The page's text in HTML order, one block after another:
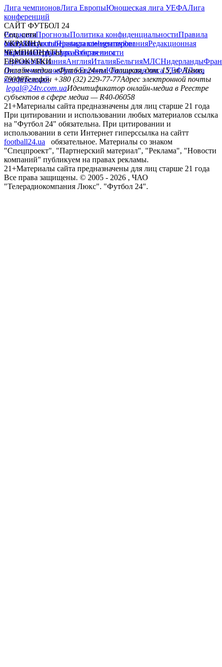
Лига чемпионовЛига ЕвропыЮношеская лига УЕФАЛига
конференций
САЙТ ФУТБОЛ 24
РедакцияПрогнозыПолитика конфиденциальностиПравила
сайтуКонтактыПравила комментированияРедакционная
политикаСтруктура собственности
Соц. сети
facebookxyoutubeinstagramtelegramviber
УКРАИНА
УкраинаПервая лигаВторая лига
ЧЕМПИОНАТЫ
ГерманияИспанияАнглияИталияБельгияМЛСНидерланды
ЕВРОКУБКИ
Лига чемпионовЛига ЕвропыЮношеская лига УЕФАЛига
конференций
Онлайн-медиа «Футбол 24»пл. Галицкая, дом. 15, м. Львов,
79008Телефон +380 (32) 229-77-77Адрес электронной почты
legal@24tv.com.uaИдентификатор онлайн-медиа в Реестре
субъектов в сфере медиа — R40-06058
21+Материалы сайта предназначены для лиц старше 21 года
При цитировании и использовании любых материалов ссылка
на "Футбол 24" обязательна. При цитировании и
использовании в сети Интернет гиперссылка на сайтт
football24.ua
обязательное. Материалы со знаком
"Спецпроект", "Партнерский материал", "Реклама", "Новости
компаний" публикуем на правах рекламы.
21+Материалы сайта предназначены для лиц старше 21 года
Все права защищены. © 2005 - 2026 , ЧАО
"Телерадиокомпания Люкс". "Футбол 24".